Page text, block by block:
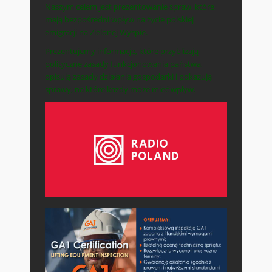
Naszym celem jest prezentowanie spraw, które
mają bezpośredni wpływ na życie polskiej
emigracji na Zielonej Wyspie.
Prezentujemy informacje, które przybliżają
polityczne zasady funkcjonowania państwa,
opisują zasady działania gospodarki i pokazują
sprawy, na które każdy może mieć wpływ.